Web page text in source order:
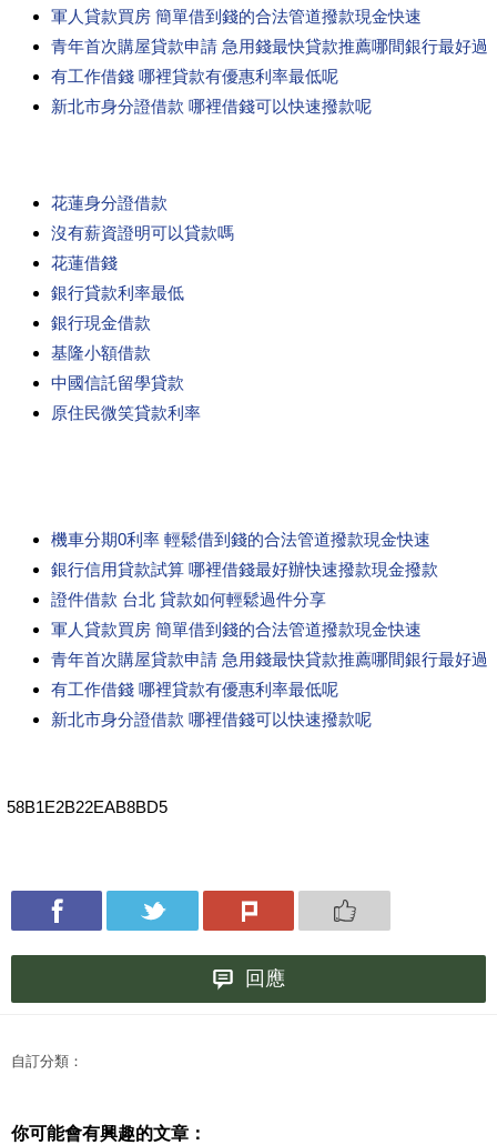
軍人貸款買房 簡單借到錢的合法管道撥款現金快速
青年首次購屋貸款申請 急用錢最快貸款推薦哪間銀行最好過
有工作借錢 哪裡貸款有優惠利率最低呢
新北市身分證借款 哪裡借錢可以快速撥款呢
花蓮身分證借款
沒有薪資證明可以貸款嗎
花蓮借錢
銀行貸款利率最低
銀行現金借款
基隆小額借款
中國信託留學貸款
原住民微笑貸款利率
機車分期0利率 輕鬆借到錢的合法管道撥款現金快速
銀行信用貸款試算 哪裡借錢最好辦快速撥款現金撥款
證件借款 台北 貸款如何輕鬆過件分享
軍人貸款買房 簡單借到錢的合法管道撥款現金快速
青年首次購屋貸款申請 急用錢最快貸款推薦哪間銀行最好過
有工作借錢 哪裡貸款有優惠利率最低呢
新北市身分證借款 哪裡借錢可以快速撥款呢
58B1E2B22EAB8BD5
回應
自訂分類：
你可能會有興趣的文章：